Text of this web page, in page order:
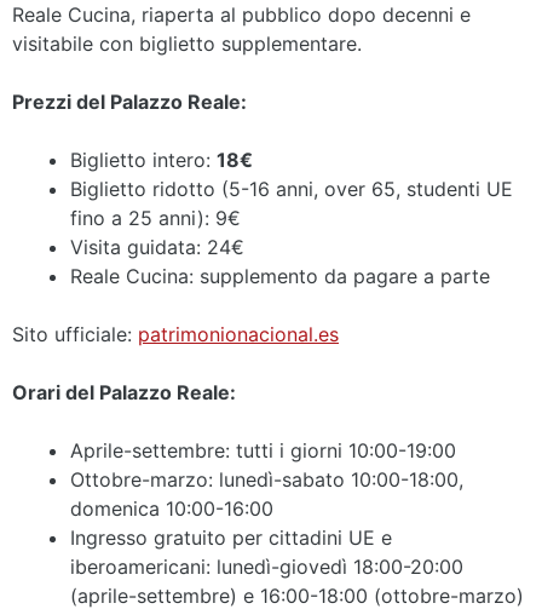
Reale Cucina, riaperta al pubblico dopo decenni e
visitabile con biglietto supplementare.
Prezzi del Palazzo Reale:
Biglietto intero: 18€
Biglietto ridotto (5-16 anni, over 65, studenti UE
fino a 25 anni): 9€
Visita guidata: 24€
Reale Cucina: supplemento da pagare a parte
Sito ufficiale: patrimonionacional.es
Orari del Palazzo Reale:
Aprile-settembre: tutti i giorni 10:00-19:00
Ottobre-marzo: lunedì-sabato 10:00-18:00,
domenica 10:00-16:00
Ingresso gratuito per cittadini UE e
iberoamericani: lunedì-giovedì 18:00-20:00
(aprile-settembre) e 16:00-18:00 (ottobre-marzo)